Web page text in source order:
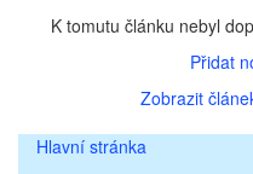
K tomutu článku nebyl
Přidat
Zobrazit
Hlavní stránka